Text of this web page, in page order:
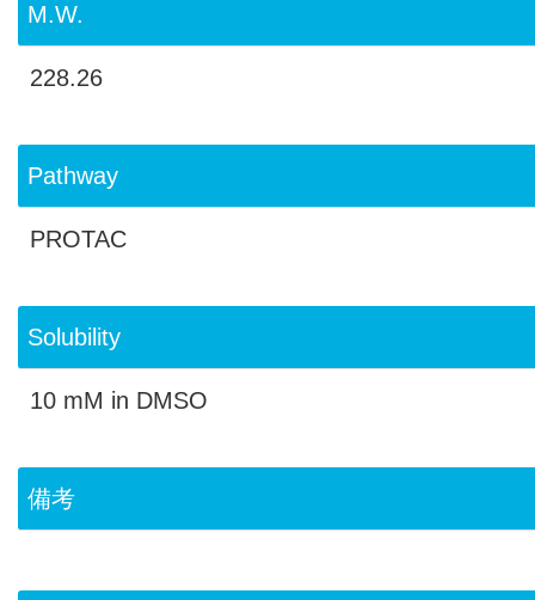
M.W.
228.26
Pathway
PROTAC
Solubility
10 mM in DMSO
備考